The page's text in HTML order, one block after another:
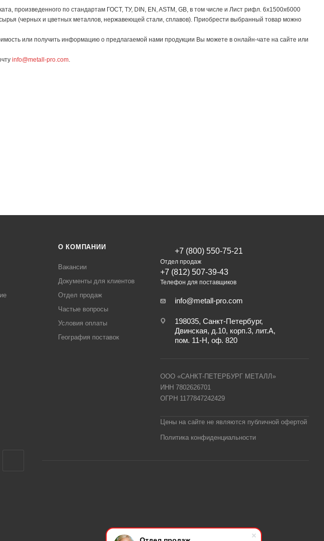
произведенного по стандартам ГОСТ, ТУ, DIN, EN, ASTM, GB, в том числе и Лист рифл. 6х1500х6000
(черных и цветных металлов, нержавеющей стали, сплавов). Приобрести выбранный товар можно
или получить информацию о предлагаемой нами продукции Вы можете в онлайн-чате на сайте или
info@metall-pro.com.
О КОМПАНИИ
Вакансии
Документы для клиентов
Отдел продаж
Частые вопросы
Условия оплаты
География поставок
+7 (800) 550-75-21
Отдел продаж
+7 (812) 507-39-43
Телефон для поставщиков
info@metall-pro.com
198035, Санкт-Петербург,
Двинская, д.10, корп.3, лит.А,
пом. 11-Н, оф. 820
ООО «САНКТ-ПЕТЕРБУРГ МЕТАЛЛ»
ИНН 7802626701
ОГРН 1177847242429
Цены на сайте не являются публичной офертой
Политика конфиденциальности